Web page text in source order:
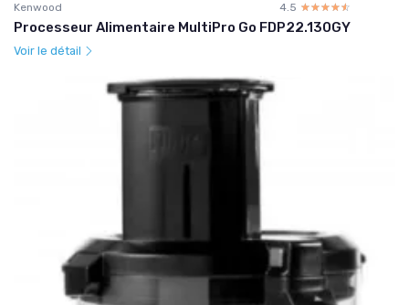
Kenwood 4.5 ☆☆☆☆☆
★★★★★
Processeur Alimentaire MultiPro Go FDP22.130GY
Voir le détail